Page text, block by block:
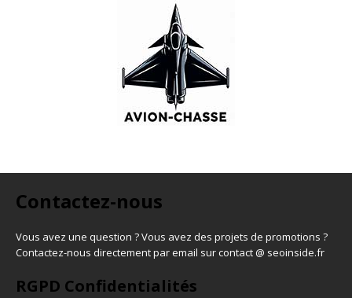
Contactez-nous
Vous avez une question ? Vous avez des projets de promotions ?
Contactez-nous directement par email sur contact @ seoinside.fr
RGPD Confidentialités